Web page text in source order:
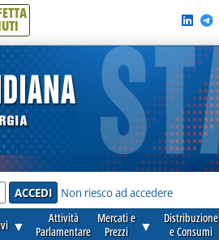
Non riesco ad accedere
▼
Attività
Parlamentare
Mercati e
Prezzi
▼
Distribuzione
e Consumi